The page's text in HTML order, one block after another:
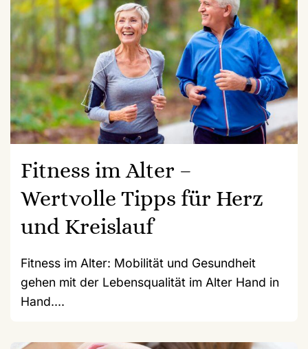
Fitness im Alter –
Wertvolle Tipps für Herz
und Kreislauf
Fitness im Alter: Mobilität und Gesundheit
gehen mit der Lebensqualität im Alter Hand in
Hand....